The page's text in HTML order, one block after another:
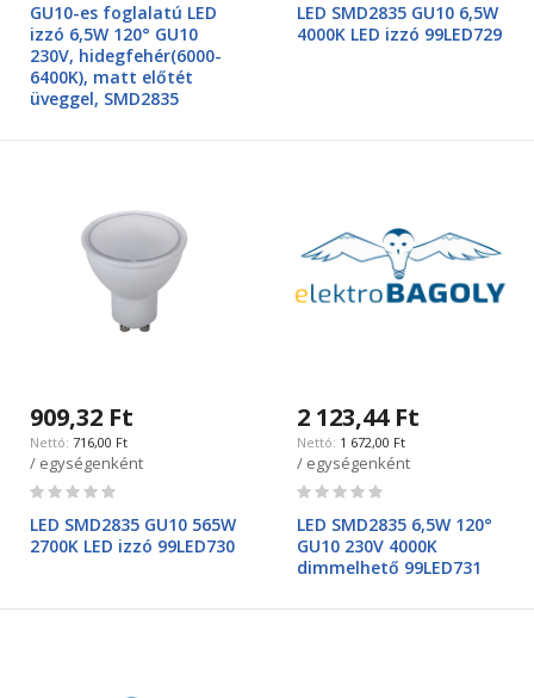
GU10-es foglalatú LED
izzó 6,5W 120° GU10
230V, hidegfehér(6000-
6400K), matt előtét
üveggel, SMD2835
LED SMD2835 GU10 6,5W
4000K LED izzó 99LED729
909,32 Ft
716,00 Ft
/ egységenként
Rating:
LED SMD2835 GU10 565W
2700K LED izzó 99LED730
2 123,44 Ft
1 672,00 Ft
/ egységenként
Rating:
LED SMD2835 6,5W 120°
GU10 230V 4000K
dimmelhető 99LED731